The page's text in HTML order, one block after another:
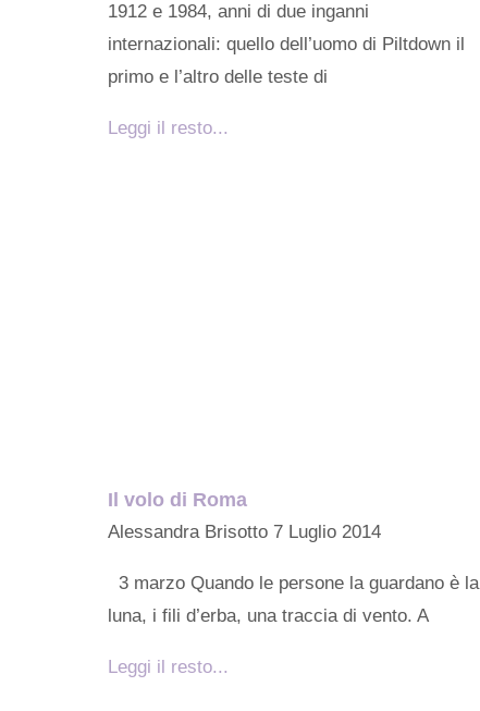
1912 e 1984, anni di due inganni
internazionali: quello dell’uomo di Piltdown il
primo e l’altro delle teste di
Leggi il resto...
Il volo di Roma
Alessandra Brisotto 7 Luglio 2014
3 marzo Quando le persone la guardano è la
luna, i fili d’erba, una traccia di vento. A
Leggi il resto...